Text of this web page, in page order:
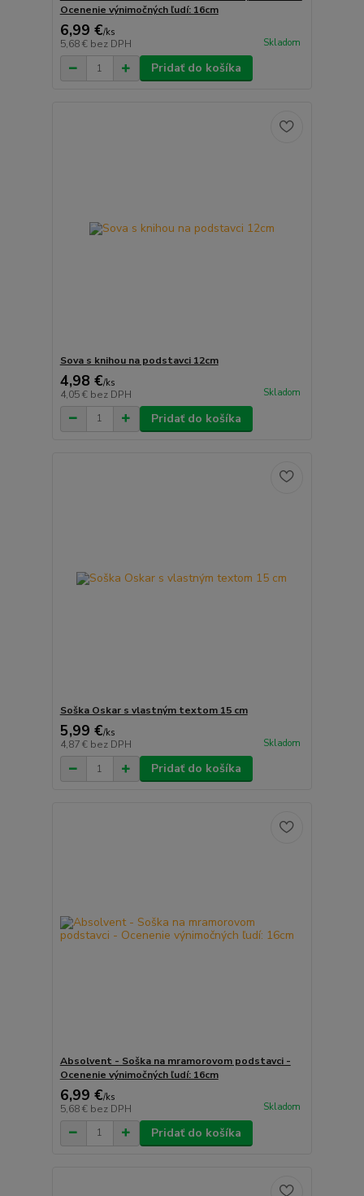
Ocenenie výnimočných ľudí: 16cm
6,99 €/ks
5,68 € bez DPH Skladom
Pridať do košíka
Sova s knihou na podstavci 12cm
4,98 €/ks
4,05 € bez DPH Skladom
Pridať do košíka
Soška Oskar s vlastným textom 15 cm
5,99 €/ks
4,87 € bez DPH Skladom
Pridať do košíka
Absolvent - Soška na mramorovom podstavci -
Ocenenie výnimočných ľudí: 16cm
6,99 €/ks
5,68 € bez DPH Skladom
Pridať do košíka